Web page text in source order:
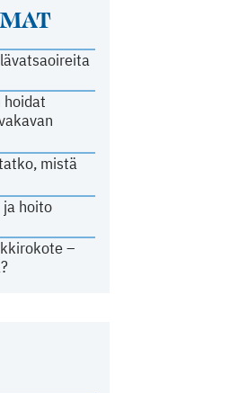
hoidat
mistä
hoito
–